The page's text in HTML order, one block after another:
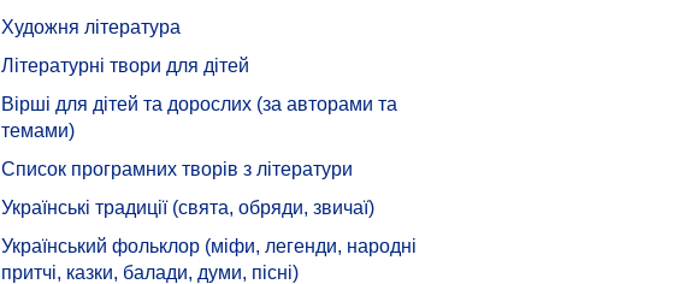
Художня література
Літературні твори для дітей
Вірші для дітей та дорослих (за авторами та
темами)
Список програмних творів з літератури
Українські традиції (свята, обряди, звичаї)
Український фольклор (міфи, легенди, народні
притчі, казки, балади, думи, пісні)